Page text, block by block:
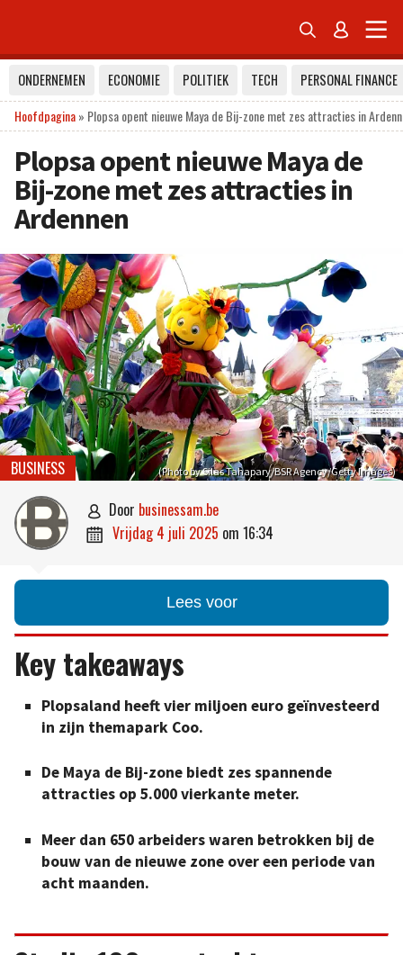
 
ONDERNEMEN ECONOMIE POLITIEK TECH
PERSONAL FINANCE
Hoofdpagina» Plopsa opent nieuwe Maya de Bij-zone met zes attracties in
Plopsa opent nieuwe Maya de
Bij-zone met zes attracties in
Ardennen
(Photo by Silas Tahapary/BSR Agency/Getty Images)
BUSINESS
 door businessam.be
 vrijdag 4 juli 2025 om 16:34
Lees voor
Key takeaways
Plopsaland heeft vier miljoen euro geïnvesteerd
in zijn themapark Coo.
De Maya de Bij-zone biedt zes spannende
attracties op 5.000 vierkante meter.
Meer dan 650 arbeiders waren betrokken bij de
bouw van de nieuwe zone over een periode van
acht maanden.